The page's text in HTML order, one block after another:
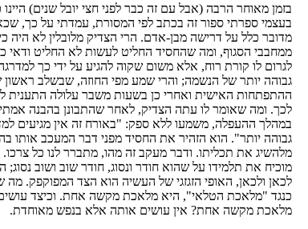
בזמן מאוחר הרבה (אבל עם זה כבר לפני חצי יובל שנים) היינו
בעצמי ספרתי ספור זה בכתב לפי המסורת, עמדתי על כך,
מדובר כלל על דרישה מבן-אדם. הרי הצדיק מלובלין לא היה
ממחבבי הסגוף, ומה שהחסיד החליט לעשות לא החליט ודאי
לגרום לו קורת רוח, אלא משום שקוה להגיע על ידי כך
גבוהה יותר של הנשמה; והרי שמע מפי החוזה, שבשלב ראשון
ההתפתחות האישית ואחרי כן בשעות משבר עלולה התענית
לכך. ומה שאומר לו עתה הצדיק, לאחר שהתבונן בהבנה
במהלך ההעפלה, משמעו ללא ספק: "באורח זה אין מגיעים
גבוהה יותר". הוא הזהיר את החסיד מפני דבר המעכב אותו
מלהשיג את תכליתו. ודבר מעקב זה מהו, מתברר לנו כל צרכו.
מוכיח את תלמידו על שהוא חודר ונסוג, חודר שוב ושוב נסוג;
לכאן ולכאן, האופי הזגזגי של העשיה הוא הצד המפוקפק. מה
כנגד "מלאכת הטלאי", היא מלאכת מקשה אחת. וכיצד
מלאכת מקשה אחת? אין עושים אותה אלא בנפש מאוחדת.